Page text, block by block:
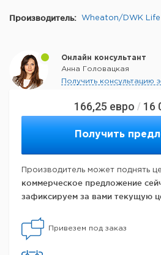
166,25 евро / 16
Получить
Производитель может поднять
коммерческое предложение
зафиксируем за вами текущую
Привезем под заказ
Производитель: Wheaton/DWK Life
Онлайн консультант
Анна Головацкая
Получить консультацию